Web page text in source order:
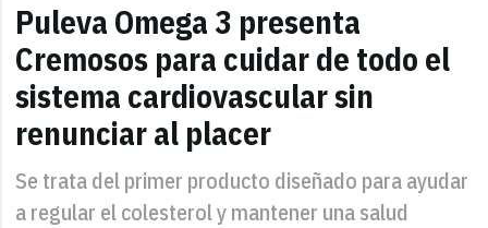
Puleva Omega 3 presenta
Cremosos para cuidar de todo el
sistema cardiovascular sin
renunciar al placer
Se trata del primer producto diseñado para ayudar
a regular el colesterol y mantener una salud